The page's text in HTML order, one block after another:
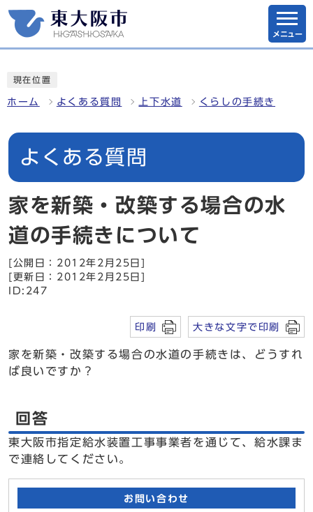
メニュー
現在位置
ホーム よくある質問 上下水道 くらしの手続き
よくある質問
家を新築・改築する場合の水
道の手続きについて
[公開日：2012年2月25日]
[更新日：2012年2月25日]
ID:247
印刷 大きな文字で印刷
家を新築・改築する場合の水道の手続きは、どうすれ
ば良いですか？
回答
東大阪市指定給水装置工事事業者を通じて、給水課ま
で連絡してください。
お問い合わせ